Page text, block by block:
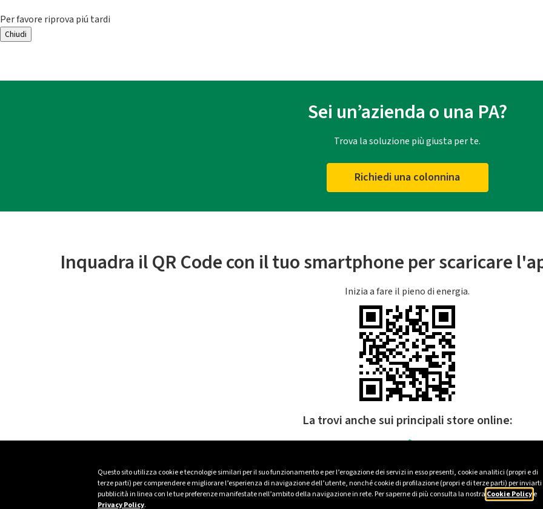
Questo sito utilizza cookie e tecnologie similari per il suo funzionamento e per l’erogazione dei servizi in esso presenti, cookie analitici (propri e di
terze parti) per comprendere e migliorare l’esperienza di navigazione dell’utente, nonché cookie di profilazione (propri e di terze parti) per inviarti
pubblicità in linea con le tue preferenze manifestate nell’ambito della navigazione in rete. Per saperne di più consulta la nostra Cookie Policye
Privacy Policy.
Per favore riprova piú tardi
Chiudi
Sei un’azienda o una PA?
Trova la soluzione più giusta per te.
Richiedi una colonnina
Inquadra il QR Code con il tuo smartphone per scaricare
Inizia a fare il pieno di energia.
La trovi anche sui principali store online: